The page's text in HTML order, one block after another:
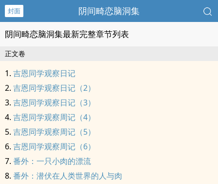
封面 阴间畸恋脑洞集
阴间畸恋脑洞集最新完整章节列表
正文卷
吉恩同学观察日记
吉恩同学观察日记（2）
吉恩同学观察日记（3）
吉恩同学观察周记（4）
吉恩同学观察周记（5）
吉恩同学观察周记（6）
番外：一只小肉的漂流
番外：潜伏在人类世界的人与肉